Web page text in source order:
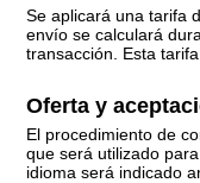
Se aplicará una tarifa
envío se calculará
transacción. Esta
Oferta y
El procedimiento de
que será utilizado
idioma será indicado